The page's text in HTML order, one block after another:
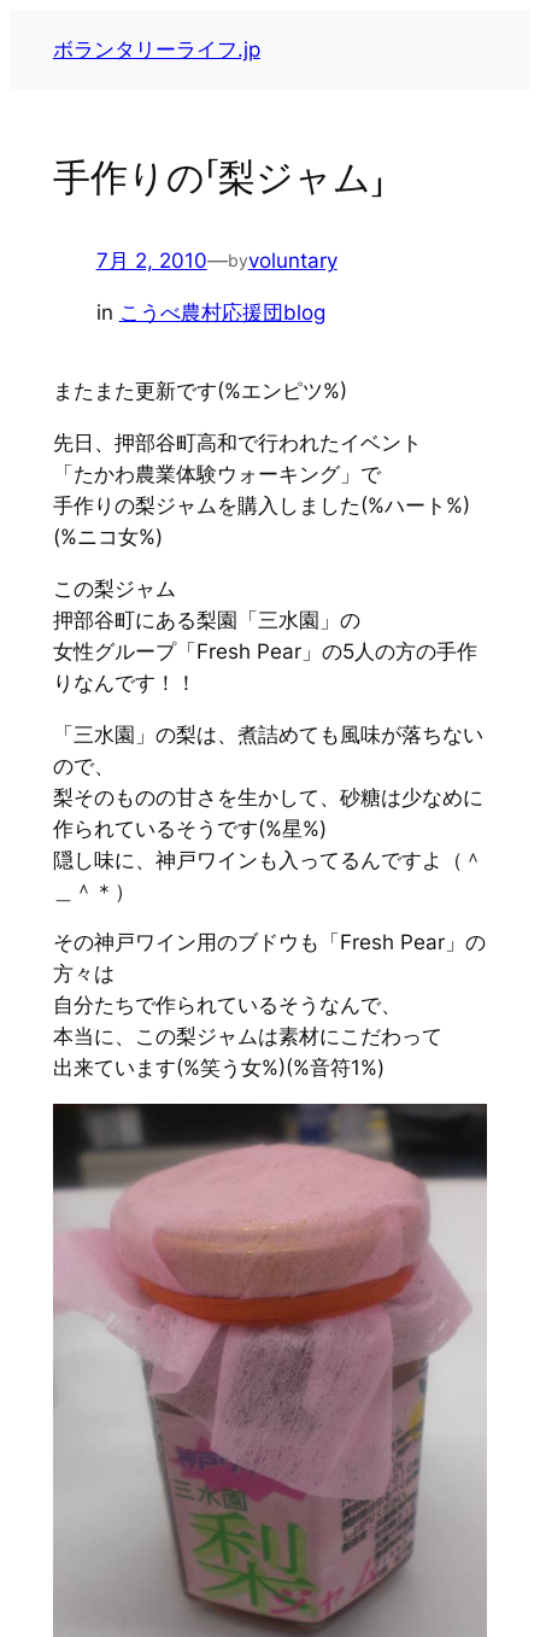
ボランタリーライフ.jp
手作りの「梨ジャム」
7月 2, 2010—byvoluntary
in こうべ農村応援団blog
またまた更新です(%エンピツ%)
先日、押部谷町高和で行われたイベント
「たかわ農業体験ウォーキング」で
手作りの梨ジャムを購入しました(%ハート%)
(%ニコ女%)
この梨ジャム
押部谷町にある梨園「三水園」の
女性グループ「Fresh Pear」の5人の方の手作
りなんです！！
「三水園」の梨は、煮詰めても風味が落ちない
ので、
梨そのものの甘さを生かして、砂糖は少なめに
作られているそうです(%星%)
隠し味に、神戸ワインも入ってるんですよ（＾
＿＾＊）
その神戸ワイン用のブドウも「Fresh Pear」の
方々は
自分たちで作られているそうなんで、
本当に、この梨ジャムは素材にこだわって
出来ています(%笑う女%)(%音符1%)